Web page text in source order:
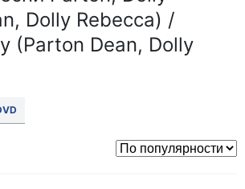
Dolly Rebecca) /
(Parton Dean, Dolly